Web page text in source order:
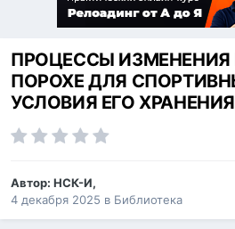
ПРОЦЕССЫ
ПОРОХЕ ДЛЯ
УСЛОВИЯ ЕГО ХРАНЕНИЯ
Автор: НСК-И,
4 декабря 2025 в Библиотека